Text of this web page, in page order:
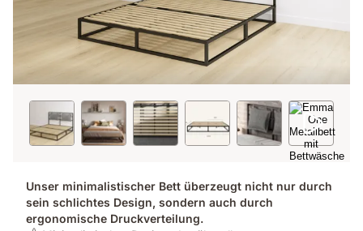
Unser minimalistischer Bett überzeugt nicht nur durch
sein schlichtes Design, sondern auch durch
ergonomische Druckverteilung.